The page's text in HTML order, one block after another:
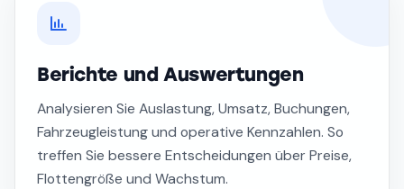
Berichte und Auswertungen
Analysieren Sie Auslastung, Umsatz, Buchungen,
Fahrzeugleistung und operative Kennzahlen. So
treffen Sie bessere Entscheidungen über Preise,
Flottengröße und Wachstum.